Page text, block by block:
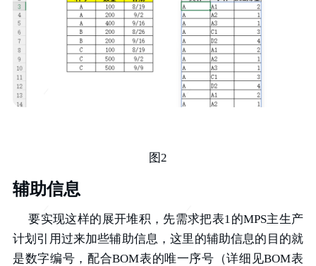
图2
辅助信息
要实现这样的展开堆积，先需求把表1的MPS主生产
计划引用过来加些辅助信息，这里的辅助信息的目的就
是数字编号，配合BOM表的唯一序号（详细见BOM表